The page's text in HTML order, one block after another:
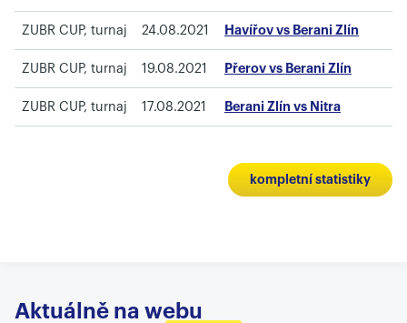
ZUBR CUP, turnaj 24.08.2021 Havířov vs Berani Zlín
ZUBR CUP, turnaj 19.08.2021 Přerov vs Berani Zlín
ZUBR CUP, turnaj 17.08.2021 Berani Zlín vs Nitra
kompletní statistiky
Aktuálně na webu